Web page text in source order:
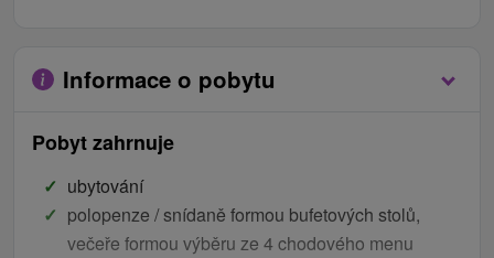
Informace o pobytu
Pobyt zahrnuje
ubytování
polopenze / snídaně formou bufetových stolů,
večeře formou výběru ze 4 chodového menu